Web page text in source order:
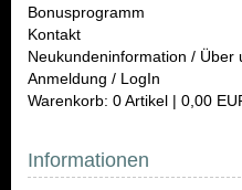
Bonusprogramm
Kontakt
Neukundeninformation / Über
Anmeldung / LogIn
Warenkorb: 0 Artikel | 0,00
Informationen